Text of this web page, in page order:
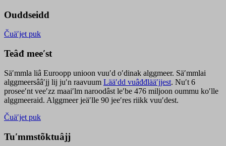
Ouddseidd
Čuäʹjet puk
Teâđ meeʹst
Säʹmmla liâ Euroopp unioon vuuʹd oʹdinak alggmeer. Säʹmmlai
alggmeersââʹjj lij juʹn raavuum Lääʹdd vuâđđlääʹjjest. Nuʹt 6
proseeʹnt veeʹzz maaiʹlm naroodâst leʹbe 476 miljoon oummu koʹlle
alggmeeraid. Alggmeer jeäʹlle 90 jeeʹres riikk vuuʹdest.
Čuäʹjet puk
Tuʹmmstõktuâjj